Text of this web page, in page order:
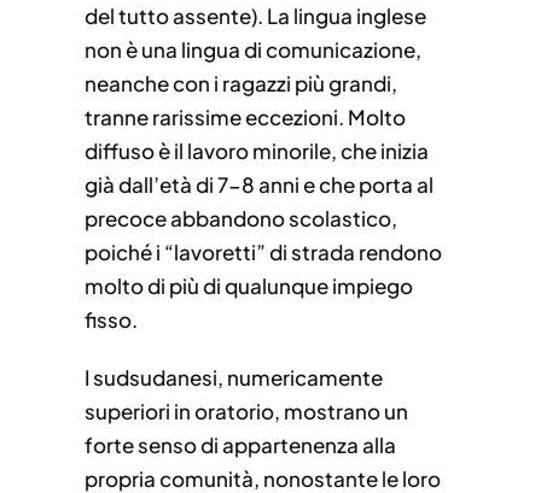
del tutto assente). La lingua inglese
non è una lingua di comunicazione,
neanche con i ragazzi più grandi,
tranne rarissime eccezioni. Molto
diffuso è il lavoro minorile, che inizia
già dall’età di 7-8 anni e che porta al
precoce abbandono scolastico,
poiché i “lavoretti” di strada rendono
molto di più di qualunque impiego
fisso.
I sudsudanesi, numericamente
superiori in oratorio, mostrano un
forte senso di appartenenza alla
propria comunità, nonostante le loro